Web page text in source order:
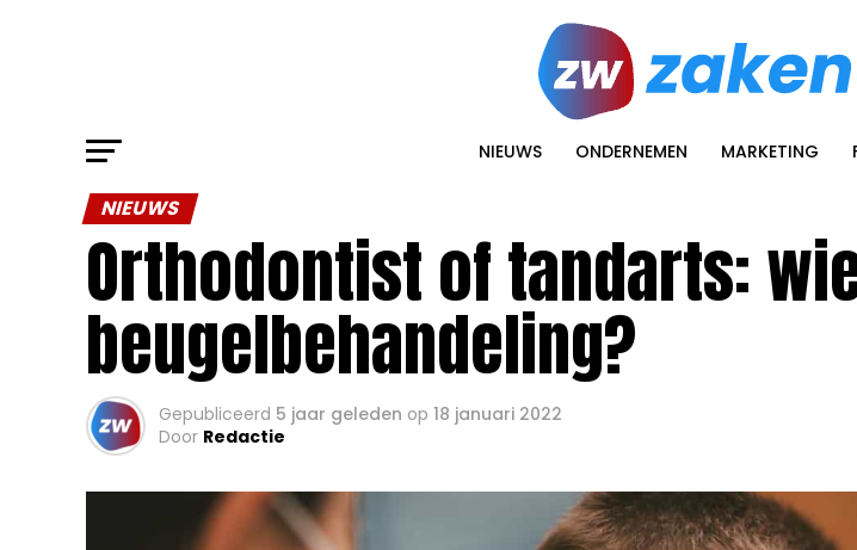
NIEUWS ONDERNEMEN MARKETING
NIEUWS
Orthodontist of tandarts:
beugelbehandeling?
Gepubliceerd 5 jaar geleden op 18 januari 2022
Door Redactie